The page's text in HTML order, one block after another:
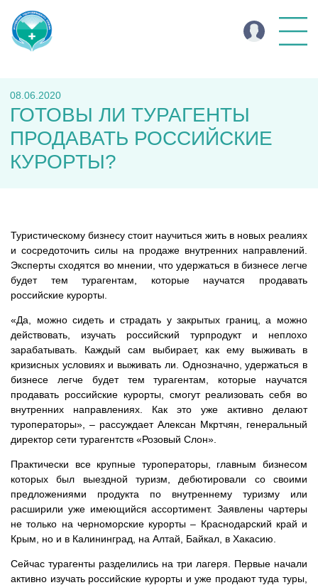
08.06.2020
ГОТОВЫ ЛИ ТУРАГЕНТЫ
ПРОДАВАТЬ РОССИЙСКИЕ
КУРОРТЫ?
Туристическому бизнесу стоит научиться жить в новых реалиях
и сосредоточить силы на продаже внутренних направлений.
Эксперты сходятся во мнении, что удержаться в бизнесе легче
будет тем турагентам, которые научатся продавать
российские курорты.
«Да, можно сидеть и страдать у закрытых границ, а можно
действовать, изучать российский турпродукт и неплохо
зарабатывать. Каждый сам выбирает, как ему выживать в
кризисных условиях и выживать ли. Однозначно, удержаться в
бизнесе легче будет тем турагентам, которые научатся
продавать российские курорты, смогут реализовать себя во
внутренних направлениях. Как это уже активно делают
туроператоры», – рассуждает Алексан Мкртчян, генеральный
директор сети турагентств «Розовый Слон».
Практически все крупные туроператоры, главным бизнесом
которых был выездной туризм, дебютировали со своими
предложениями продукта по внутреннему туризму или
расширили уже имеющийся ассортимент. Заявлены чартеры
не только на черноморские курорты – Краснодарский край и
Крым, но и в Калининград, на Алтай, Байкал, в Хакасию.
Сейчас турагенты разделились на три лагеря. Первые начали
активно изучать российские курорты и уже продают туда туры,